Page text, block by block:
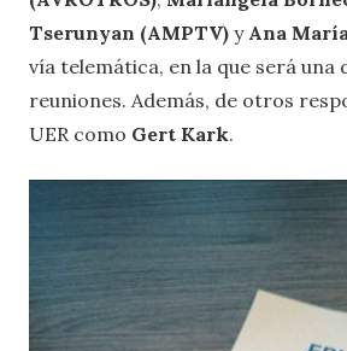
Tserunyan (AMPTV) y Ana
vía telemática, en la que será una
reuniones. Además, de otros
UER como Gert Kark.